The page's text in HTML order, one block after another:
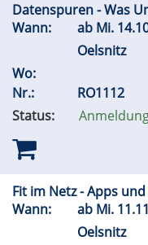
Datenspuren - Was
Wann:
ab Mi.
Oelsnitz
Wo:
Nr.:
RO1112
Status:
Fit im Netz - Apps
Wann:
ab Mi.
Oelsnitz